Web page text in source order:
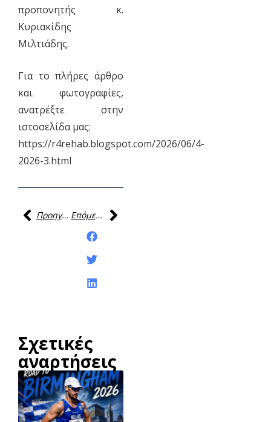
προπονητής κ.
Κυριακίδης
Μιλτιάδης.
Για το πλήρες άρθρο
και φωτογραφίες,
ανατρέξτε στην
ιστοσελίδα μας:
https://r4rehab.blogspot.com/2026/06/4-
2026-3.html
Προηγούμενη
Επόμενη
Σχετικές
αναρτήσεις